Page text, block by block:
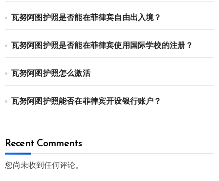
瓦努阿图护照是否能在菲律宾自由出入境？
瓦努阿图护照是否能在菲律宾使用国际学校的注册？
瓦努阿图护照怎么激活
瓦努阿图护照能否在菲律宾开设银行账户？
Recent Comments
您尚未收到任何评论。